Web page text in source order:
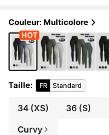
Couleur: Multicolore
Taille: FR Standard
34(XS) 36 (S)
Curvy